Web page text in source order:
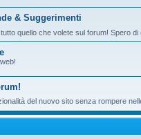
& Suggerimenti
quello che volete sul forum! Spero
del nuovo sito senza rompere